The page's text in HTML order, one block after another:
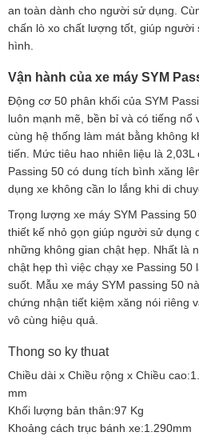
an toàn dành cho người sử dụng.
chấn lò xo chất lượng tốt, giúp người
hình.
Vận hành của xe máy SYM
Động cơ 50 phân khối của SYM
luôn mạnh mẽ, bền bỉ và có tiếng
cùng hệ thống làm mát bằng không
tiến. Mức tiêu hao nhiên liệu là
Passing 50 có dung tích bình xăng
dụng xe không cần lo lắng khi di
Trọng lượng xe máy SYM Passing
thiết kế nhỏ gọn giúp người sử dụng
những không gian chật hẹp. Nhất là
chật hẹp thì việc chạy xe Passing 50
suốt. Mẫu xe máy SYM passing 50
chứng nhận tiết kiệm xăng nói riêng
vô cùng hiệu quả.
Thong so ky thuat
Chiều dài x Chiều rộng x Chiều
mm
Khối lượng bản thân:97 Kg
Khoảng cách trục bánh xe:1.290mm